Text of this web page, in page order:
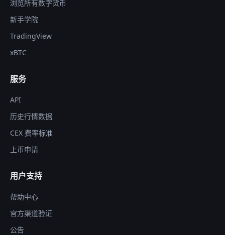
浏览所有数字货币
新手学院
TradingView
xBTC
服务
API
历史行情数据
CEX 费率标准
上币申请
用户支持
帮助中心
官方渠道验证
公告